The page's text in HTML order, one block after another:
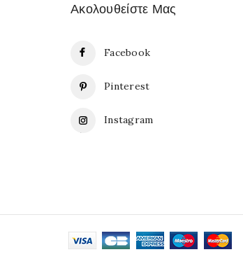
Ακολουθείστε Μας
Facebook
Pinterest
Instagram